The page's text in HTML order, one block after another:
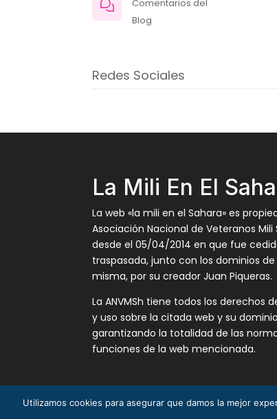
Comentarios del
Blog
Redes Sociales
La Mili En El
La web «la mili en el Sahara» es
Asociación Nacional de Veteranos Mili
desde el 05/04/2014 en que fue
traspasada, junto con los dominios de
misma, por su creador Juan Piqueras.
La ANVMSh tiene todos los derechos
y uso sobre la citada web y su
garantizando la totalidad de las
funciones de la web mencionada.
La Mili en el Sáhara ® Juan Piqueras
Utilizamos cookies para asegurar que damos la mejor